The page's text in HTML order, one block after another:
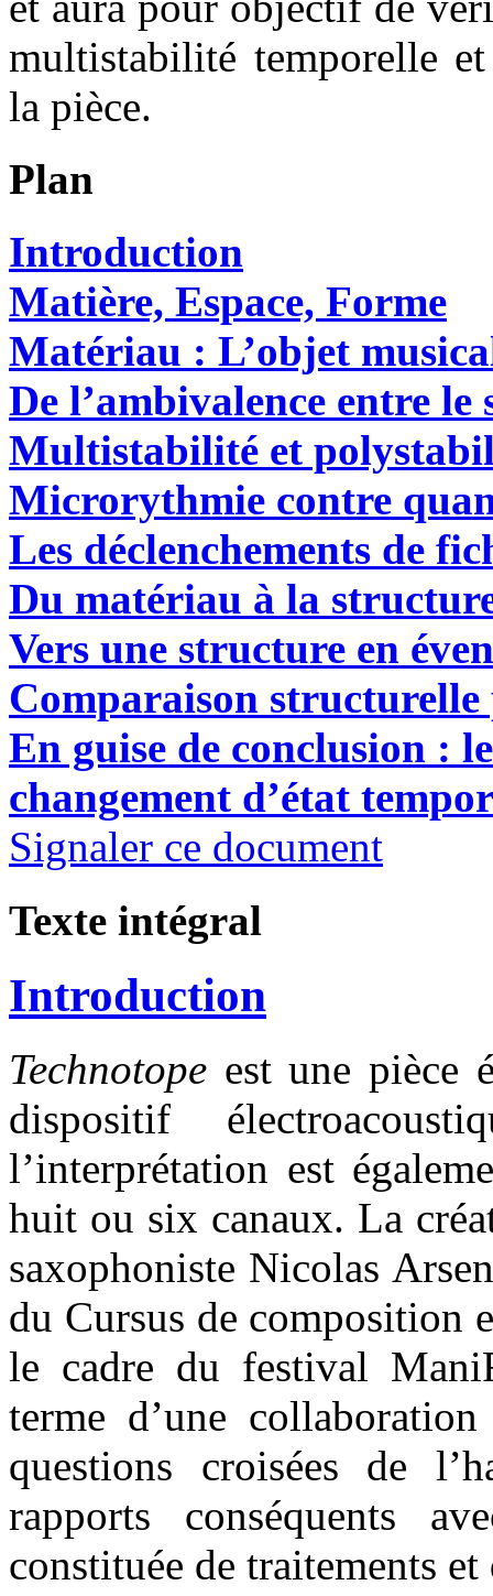
multistabilité temporelle
la pièce.
Plan
Introduction
Matière, Espace, Forme
Matériau : L’objet
De l’ambivalence entre le
Multistabilité et
Microrythmie contre
Les déclenchements de
Du matériau à la
Vers une structure en
Comparaison structurelle
En guise de conclusion :
changement d’état
Signaler ce document
Texte intégral
Introduction
Technotope est une pièce
dispositif
l’interprétation est
huit ou six canaux. La
saxophoniste Nicolas
du Cursus de composition
le cadre du festival
terme d’une
questions croisées de
rapports conséquents
constituée de traitements